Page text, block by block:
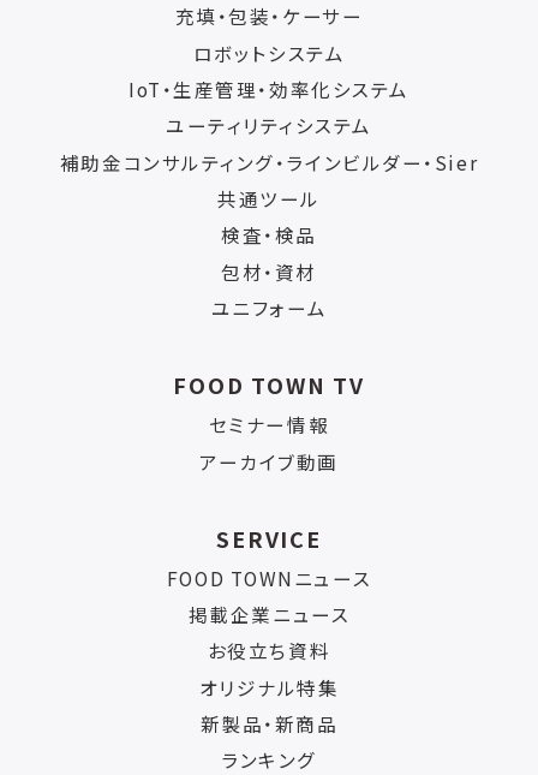
充填・包装・ケーサー
ロボットシステム
IoT・生産管理・効率化システム
ユーティリティシステム
補助金コンサルティング・ラインビルダー・Sier
共通ツール
検査・検品
包材・資材
ユニフォーム
FOOD TOWN TV
セミナー情報
アーカイブ動画
SERVICE
FOOD TOWNニュース
掲載企業ニュース
お役立ち資料
オリジナル特集
新製品・新商品
ランキング